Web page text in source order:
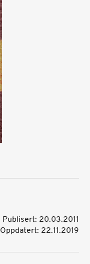
Publisert: 20.03.2011
Oppdatert: 22.11.2019